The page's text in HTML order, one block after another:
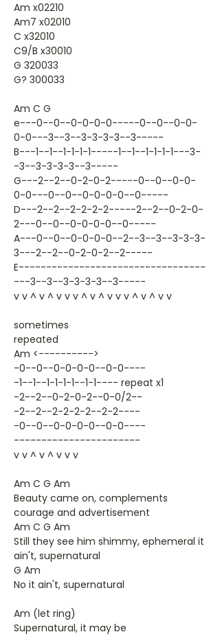
Am x02210
Am7 x02010
C x32010
C9/B x30010
G 320033
G? 300033
Am C G
e---0--0--0-0-0-0-----0--0--0-0-
0-0---3--3--3-3-3-3--3-----
B---1--1--1-1-1-1-----1--1--1-1-1-1---3-
-3--3-3-3-3--3-----
G---2--2--0-2-0-2-----0--0--0-0-
0-0---0--0--0-0-0-0--0-----
D---2--2--2-2-2-2-----2--2--0-2-0-
2---0--0--0-0-0-0--0-----
A---0--0--0-0-0-0--2--3--3--3-3-3-
3---2--2--0-2-0-2--2-----
E----------------------------------
---3--3--3-3-3-3--3-----
v v ^ v ^ v v v ^ v ^ v v v ^ v ^ v v
sometimes
repeated
Am <---------->
-0--0--0-0-0-0--0-0----
-1--1--1-1-1-1--1-1---- repeat x1
-2--2--0-2-0-2--0-0/2--
-2--2--2-2-2-2--2-2----
-0--0--0-0-0-0--0-0----
-----------------------
v v ^ v ^ v v v
Am C G Am
Beauty came on, complements
courage and advertisement
Am C G Am
Still they see him shimmy, ephemeral it
ain't, supernatural
G Am
No it ain't, supernatural
Am (let ring)
Supernatural, it may be